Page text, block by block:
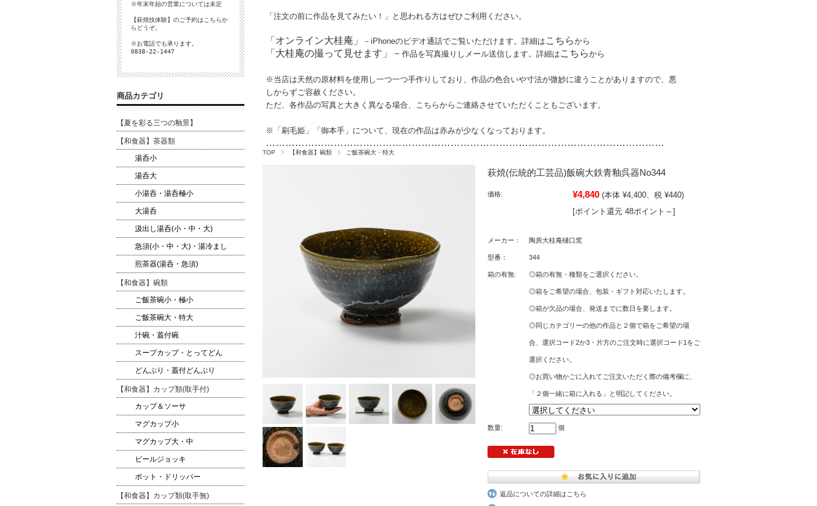
「注文の前に作品を見てみたい！」と思われる方はぜひご利用ください。
「オンライン大桂庵」 －iPhoneのビデオ通話でご覧いただけます。詳細は こちらから
「大桂庵の撮って見せます」－ 作品を写真撮りしメール送信します。詳細は こちらから
※当店は天然の原材料を使用し一つ一つ手作りしており、作品の色合いや寸法が微妙に違うことがありますので、悪
しからずご容赦ください。
ただ、各作品の写真と大きく異なる場合、こちらからご連絡させていただくこともございます。
※「刷毛姫」「御本手」について、現在の作品は赤みが少なくなっております。
…………………………………………………………………………………………………… ………
TOP 【和食器】碗類 ご飯茶碗大・特大
萩焼(伝統的工芸品)飯碗大鉄青釉呉器No344
価格: ¥4,840 (本体 ¥4,400、税 ¥440)
[ポイント還元 48ポイント～]
メーカー： 陶房大桂庵樋口窯
型番： 344
箱の有無: ◎箱の有無・種類をご選択ください。
◎箱をご希望の場合、包装・ギフト対応いたします。
◎箱が欠品の場合、発送までに数日を要します。
◎同じカテゴリーの他の作品と２個で箱をご希望の場
合、選択コード2か3・片方のご注文時に選択コード1をご
選択ください。
◎お買い物かごに入れてご注文いただく際の備考欄に、
「２個一緒に箱に入れる」と明記してください。
数量: 個
返品についての詳細はこちら
※年末年始の営業については未定
【萩焼技体験】のご予約は こちらか
らどうぞ。
※お電話でも承ります。
0838-22-1447
商品カテゴリ
【夏を彩る三つの釉景】
【和食器】茶器類
湯呑小
湯呑大
小湯呑・湯呑極小
大湯呑
汲出し湯呑(小・中・大)
急須(小・中・大)・湯冷まし
煎茶器(湯呑・急須)
【和食器】碗類
ご飯茶碗小・極小
ご飯茶碗大・特大
汁碗・蓋付碗
スープカップ・とってどん
どんぶり・蓋付どんぶり
【和食器】カップ類(取手付)
カップ＆ソーサ
マグカップ小
マグカップ大・中
ビールジョッキ
ポット・ドリッパー
【和食器】カップ類(取手無)